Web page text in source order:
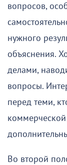
вопросов,
нужного
объяснения.
делами,
вопросы.
перед теми,
коммерческой
Во второй